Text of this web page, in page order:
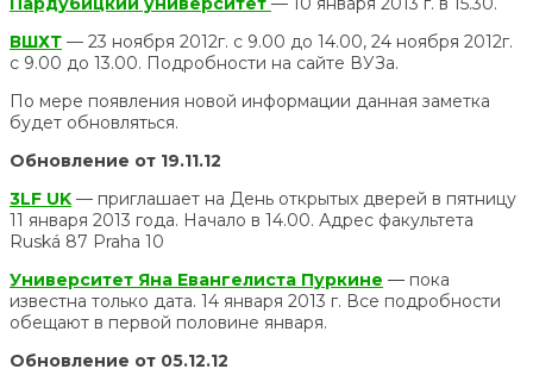
ВШХТ — 23 ноября 2012г. с 9.00 до 14.00, 24 ноября 2012г.
с 9.00 до 13.00. Подробности на сайте ВУЗа.
По мере появления новой информации данная заметка
будет обновляться.
Обновление от 19.11.12
3LF UK — приглашает на День открытых дверей в пятницу
11 января 2013 года. Начало в 14.00. Адрес факультета
Ruská 87 Praha 10
Университет Яна Евангелиста Пуркине — пока
известна только дата. 14 января 2013 г. Все подробности
обещают в первой половине января.
Обновление от 05.12.12